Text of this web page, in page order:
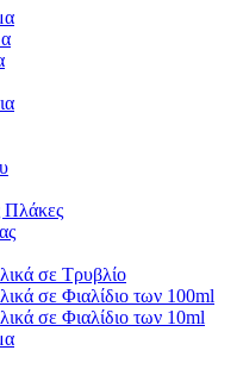
Πλάκες
σε Τρυβλίο
σε Φιαλίδιο των 100ml
σε Φιαλίδιο των 10ml